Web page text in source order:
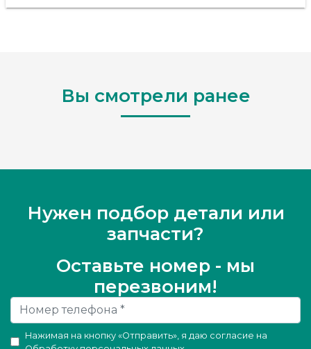
Вы смотрели ранее
Нужен подбор детали или
запчасти?
Оставьте номер - мы
перезвоним!
Нажимая на кнопку «Отправить», я даю согласие на